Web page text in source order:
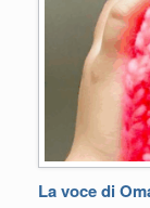
La voce di